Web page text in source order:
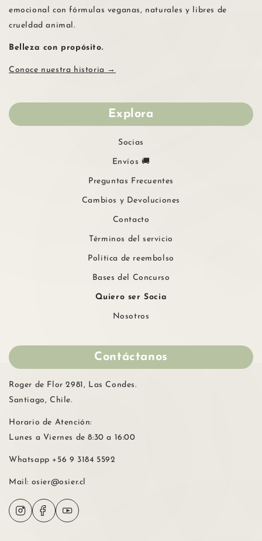
emocional con fórmulas veganas, naturales y libres de
crueldad animal.
Belleza con propósito.
Conoce nuestra historia →
Explora
Socias
Envíos 🚚
Preguntas Frecuentes
Cambios y Devoluciones
Contacto
Términos del servicio
Política de reembolso
Bases del Concurso
Quiero ser Socia
Nosotros
Contáctanos
Roger de Flor 2981, Las Condes.
Santiago, Chile.
Horario de Atención:
Lunes a Viernes de 8:30 a 16:00
Whatsapp +56 9 3184 5592
Mail: osier@osier.cl